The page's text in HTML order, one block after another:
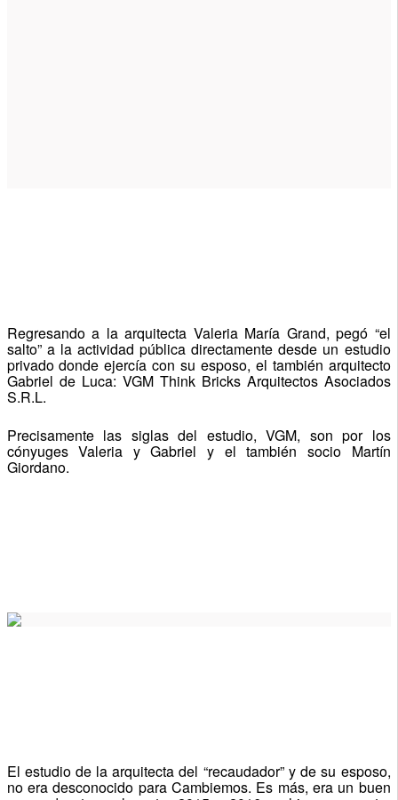
Regresando a la arquitecta Valeria María Grand, pegó “el
salto” a la actividad pública directamente desde un estudio
privado donde ejercía con su esposo, el también arquitecto
Gabriel de Luca: VGM Think Bricks Arquitectos Asociados
S.R.L.
Precisamente las siglas del estudio, VGM, son por los
cónyuges Valeria y Gabriel y el también socio Martín
Giordano.
El estudio de la arquitecta del “recaudador” y de su esposo,
no era desconocido para Cambiemos. Es más, era un buen